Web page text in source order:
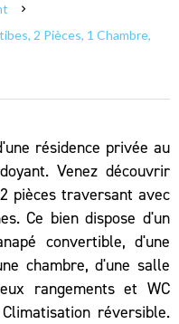
2 Pièces, 1 Chambre,
résidence privée au
Venez découvrir
pièces traversant avec
Ce bien dispose d'un
convertible, d'une
chambre, d'une salle
rangements et WC
réversible.